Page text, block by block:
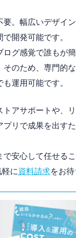
要。幅広いデザイ
開発可能です。
ログ感覚で誰もが
そのため、専門的
運用可能です。
トアサポートや、
プリで成果を出す
で安心して任せる
に資料請求をお待